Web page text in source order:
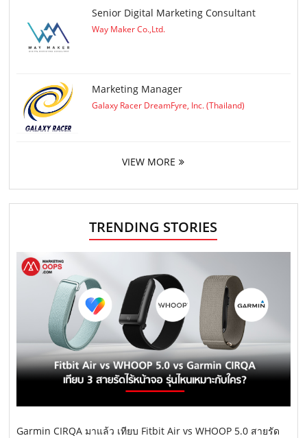
Senior Digital Marketing Consultant
Way Maker Co.,Ltd.
Marketing Manager
Galaxy Racer DreamFyre, Inc. (Thailand)
VIEW MORE
TRENDING STORIES
Garmin CIRQA มาแล้ว เทียบ Fitbit Air vs WHOOP 5.0 สายรัด